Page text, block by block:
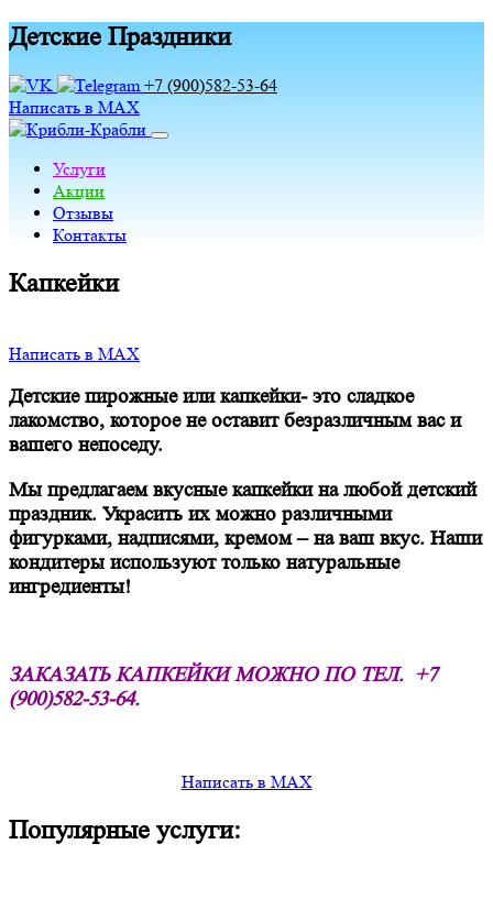
Детские Праздники
+7 (900)582-53-64
Написать в MAX
Услуги
Акции
Отзывы
Контакты
Капкейки
Написать в MAX
Детские пирожные или капкейки- это сладкое
лакомство, которое не оставит безразличным вас и
вашего непоседу.
Мы предлагаем вкусные капкейки на любой детский
праздник. Украсить их можно различными
фигурками, надписями, кремом – на ваш вкус. Наши
кондитеры используют только натуральные
ингредиенты!
ЗАКАЗАТЬ КАПКЕЙКИ МОЖНО ПО ТЕЛ. +7
(900)582-53-64.
Написать в MAX
Популярные услуги: